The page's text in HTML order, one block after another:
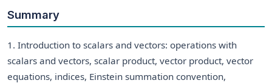
Summary
1. Introduction to scalars and vectors: operations with
scalars and vectors, scalar product, vector product, vector
equations, indices, Einstein summation convention,